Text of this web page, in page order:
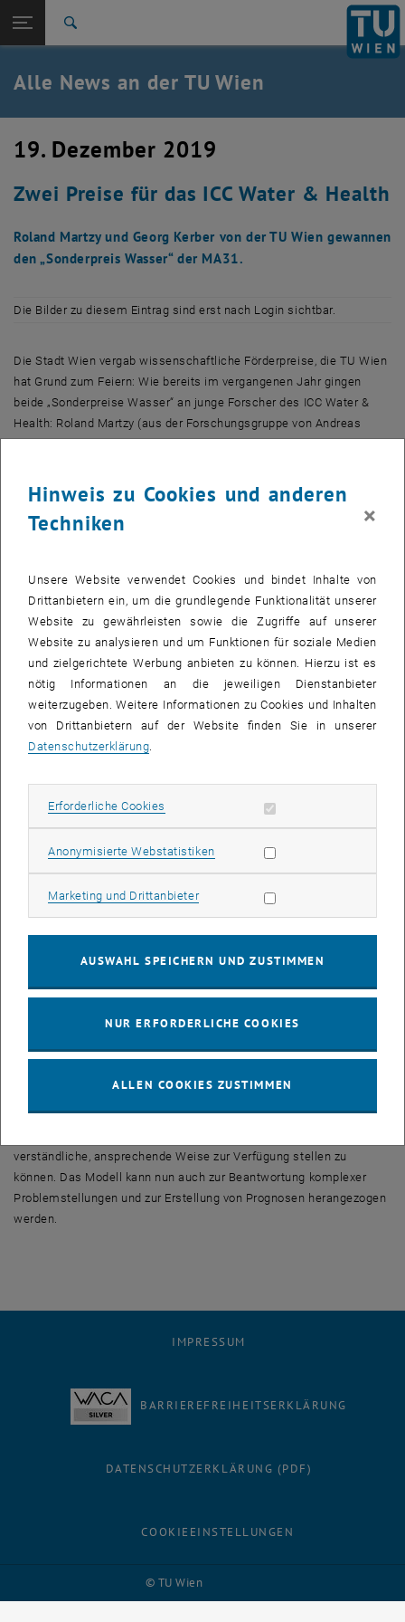
TU Login
Quicklinks
Quicklinks-Menü umschalten
Studium
Karriere
Zurück: Subseiten von TU Wien Startseite auflisten
Zurück zur letzten Ebene:
TU Wien Startseite
Übersicht
Alle News an der TU Wien
19. Dezember 2019
Zwei Preise für das ICC Water & Health
Roland Martzy und Georg Kerber von der TU Wien gewannen
den „Sonderpreis Wasser“ der MA31.
Die Bilder zu diesem Eintrag sind erst nach Login sichtbar.
Die Stadt Wien vergab wissenschaftliche Förderpreise, die TU Wien
hat Grund zum Feiern: Wie bereits im vergangenen Jahr gingen
beide „Sonderpreise Wasser“ an junge Forscher des ICC Water &
Health: Roland Martzy (aus der Forschungsgruppe von Andreas
Blaschke) für seine Diplomarbeit.
Roland Martzy
zeitaufwändig. Roland Martzy entwickelte eine neue Methode mit
ionischen Flüssigkeiten,
mit der das innerhalb von Minuten gelingt
So kann man DNA-basierte Schnellnachweisverfahren entwickeln,
um gefährliche Mikroorganismen aufzuspüren.
Entscheidend ist dabei, die richtigen ionischen Flüssigkeiten
auszuwählen – zwei solche Flüssigkeiten wurden bereits zum
Patent angemeldet. Ein weiterer Meilenstein in Martzys Arbeit war
die Entwicklung und Evaluierung von Methoden zum genetischen
Nachweis vonEnterokokken in Wasser
einem Tag Ergebnisse. Im Gegensatz dazu könnten die neu
entwickelten Methoden vor Ort und ohne Labor eingesetzt werden
und innerhalb einer Stunde Auskunft über Kontaminationen geben.
Georg Kerber
Normalerweise kommt das Wiener Trinkwasser mit hervoragender
Qualität aus den Kalkalpen. Um bei Gebrechen auch eine
Notversorgung sicher zu stellen, kann neben dem Brunnen in der
zurückgegriffen werden. Georg Kerber analysierte mit seinen
Forschungen, wie der Grundwasserströmungsmechanismus dieser
Kerber legte auch großen Wert auf eine gute Visualisierung, um die
verständliche, ansprechende Weise zur Verfügung stellen zu
können. Das Modell kann nun auch zur Beantwortung komplexer
Problemstellungen und zur Erstellung von Prognosen herangezogen
werden.
© TU Wien
IMPRESSUM
BARRIEREFREIHEITSERKLÄRUNG
DATENSCHUTZERKLÄRUNG (PDF)
COOKIEEINSTELLUNGEN
Hinweis zu Cookies und anderen
Techniken
×
Unsere Website verwendet Cookies und bindet Inhalte von
Drittanbietern ein, um die grundlegende Funktionalität unserer
Website zu gewährleisten sowie die Zugriffe auf unserer
Website zu analysieren und um Funktionen für soziale Medien
und zielgerichtete Werbung anbieten zu können. Hierzu ist es
nötig Informationen an die jeweiligen Dienstanbieter
weiterzugeben. Weitere Informationen zu Cookies und Inhalten
von Drittanbietern auf der Website finden Sie in unserer
Datenschutzerklärung
Erforderliche Cookies Erforderliche Cookies zulassen
Anonymisierte WebstatistikenStatistik Cookies zulassen
Marketing und DrittanbieterMarketing Cookies zulassen
AUSWAHL SPEICHERN UND ZUSTIMMEN
NUR ERFORDERLICHE COOKIES
ALLEN COOKIES ZUSTIMMEN